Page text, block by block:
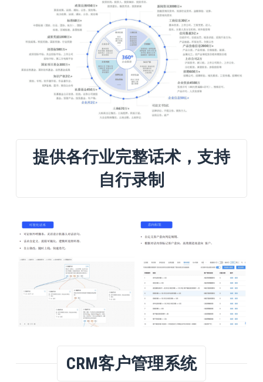
提供各行业完整话术，支持
自行录制
CRM客户管理系统